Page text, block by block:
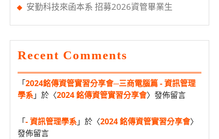
安勤科技來函本系 招募2026資管畢業生
Recent Comments
「2024銘傳資管實習分享會─三商電腦篇 - 資訊管理
學系」於〈2024 銘傳資管實習分享會〉發佈留言
「- 資訊管理學系」於〈2024 銘傳資管實習分享會〉
發佈留言